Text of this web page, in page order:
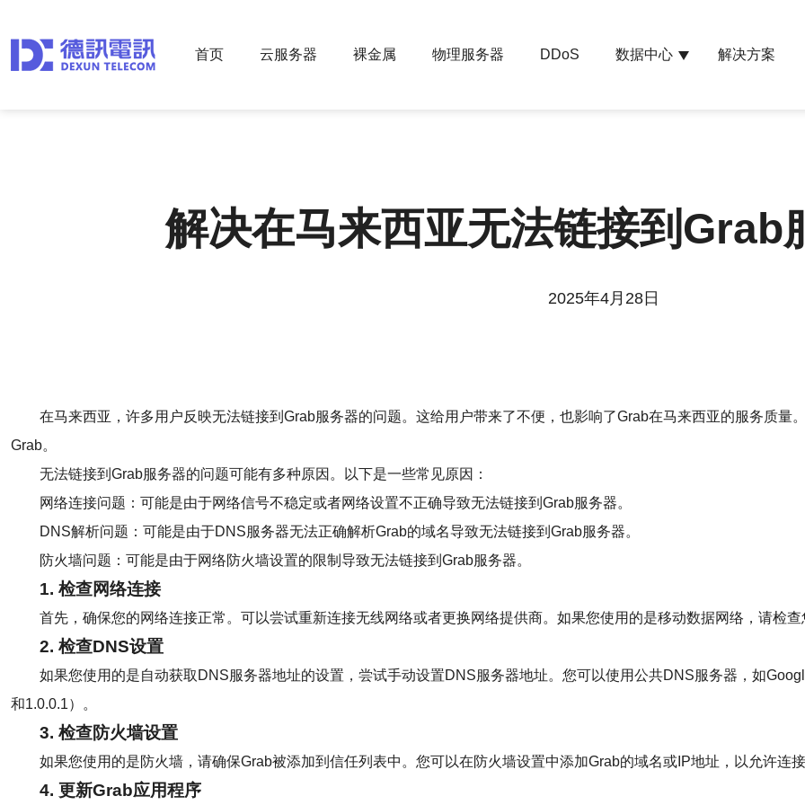
首页 云服务器 裸金属 物理服务器 DDoS 数据中心 解决方案
解决在马来西亚无法链接到Grab
2025年4月28日
在马来西亚，许多用户反映无法链接到Grab服务器的问题。这给用户带来了不便，也影响了Grab在马来西亚的服务质量
Grab。
无法链接到Grab服务器的问题可能有多种原因。以下是一些常见原因：
网络连接问题：可能是由于网络信号不稳定或者网络设置不正确导致无法链接到Grab服务器。
DNS解析问题：可能是由于DNS服务器无法正确解析Grab的域名导致无法链接到Grab服务器。
防火墙问题：可能是由于网络防火墙设置的限制导致无法链接到Grab服务器。
1. 检查网络连接
首先，确保您的网络连接正常。可以尝试重新连接无线网络或者更换网络提供商。如果您使用的是移动数据网络，请检
2. 检查DNS设置
如果您使用的是自动获取DNS服务器地址的设置，尝试手动设置DNS服务器地址。您可以使用公共DNS服务器，如
和1.0.0.1）。
3. 检查防火墙设置
如果您使用的是防火墙，请确保Grab被添加到信任列表中。您可以在防火墙设置中添加Grab的域名或IP地址，以允许连
4. 更新Grab应用程序